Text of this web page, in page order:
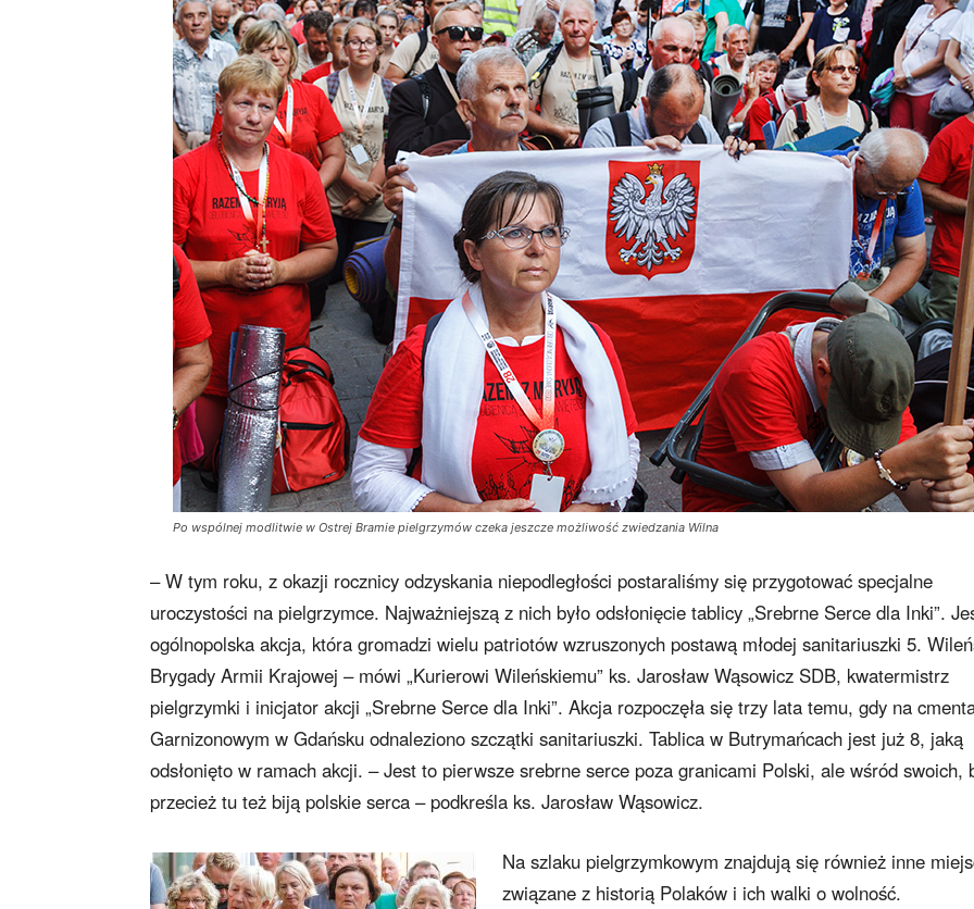
Po wspólnej modlitwie w Ostrej Bramie pielgrzymów czeka jeszcze możliwość zwiedzania Wilna
– W tym roku, z okazji rocznicy odzyskania niepodległości postaraliśmy się przygotować specjalne
uroczystości na pielgrzymce. Najważniejszą z nich było odsłonięcie tablicy „Srebrne Serce dla Inki”.
ogólnopolska akcja, która gromadzi wielu patriotów wzruszonych postawą młodej sanitariuszki 5.
Brygady Armii Krajowej – mówi „Kurierowi Wileńskiemu” ks. Jarosław Wąsowicz SDB, kwatermistrz
pielgrzymki i inicjator akcji „Srebrne Serce dla Inki”. Akcja rozpoczęła się trzy lata temu, gdy na
Garnizonowym w Gdańsku odnaleziono szczątki sanitariuszki. Tablica w Butrymańcach jest już 8, jaką
odsłonięto w ramach akcji. – Jest to pierwsze srebrne serce poza granicami Polski, ale wśród swoich,
przecież tu też biją polskie serca – podkreśla ks. Jarosław Wąsowicz.
Na szlaku pielgrzymkowym znajdują się również inne
związane z historią Polaków i ich walki o wolność.